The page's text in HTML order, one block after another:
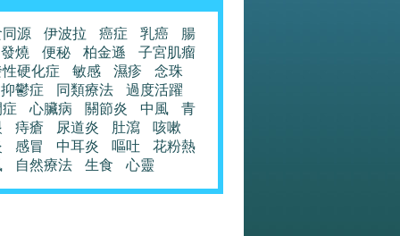
源 伊波拉 癌症 乳癌
腸
發燒
便秘 柏金遜
子宮肌瘤
硬化症
敏感 濕疹
念珠
抑鬱症
同類療法
過度活躍
心臟病 關節炎 中風
青
痔瘡 尿道炎 肚瀉
咳嗽
感冒 中耳炎 嘔吐
花粉熱
自然療法 生食 心靈